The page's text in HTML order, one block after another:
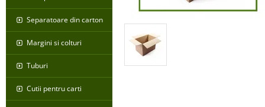
Separatoare din carton
Margini si colturi
Tuburi
Cutii pentru carti